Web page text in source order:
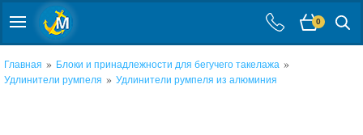
0
Главная » Блоки и принадлежности для бегучего такелажа »
Удлинители румпеля » Удлинители румпеля из алюминия